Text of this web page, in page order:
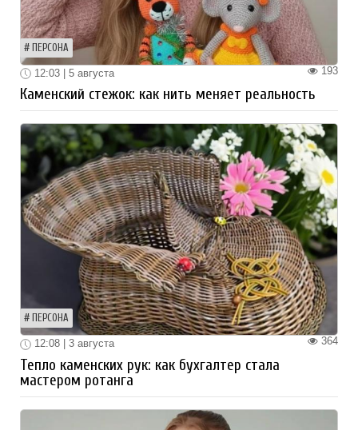
ПЕРСОНА
193
12:03 | 5 августа
Каменский стежок: как нить меняет реальность
ПЕРСОНА
364
12:08 | 3 августа
Тепло каменских рук: как бухгалтер стала
мастером ротанга